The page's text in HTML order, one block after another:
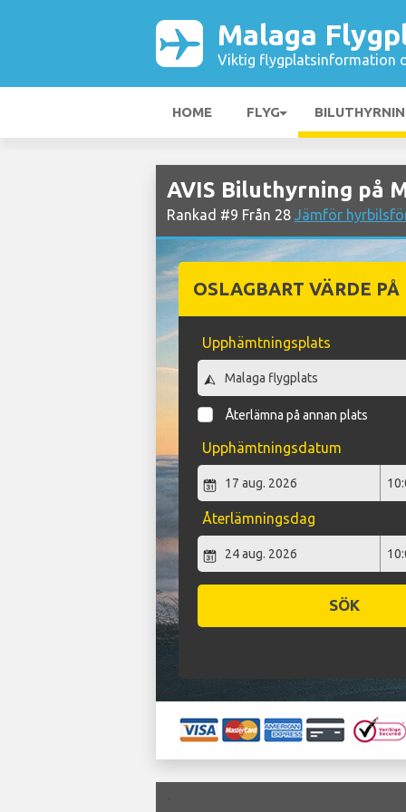
Malaga
Viktig flygplatsinformation
HOME FLYG
AVIS Biluthyrning på
Rankad #9 Från 28 Jämför
OSLAGBART VÄRDE
Upphämtningsplats
Återlämna på annan plats
Upphämtningsdatum
Återlämningsdag
SÖK